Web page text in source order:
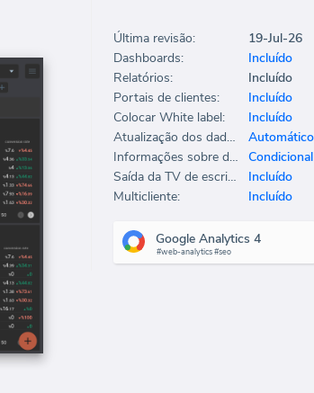
Última revisão:
19-Jul-26
Dashboards:
Incluído
Relatórios:
Incluído
Portais de clientes:
Incluído
Colocar White label:
Incluído
Atualização dos dados:
Automático
Informações sobre dados:
Condicional
Saída da TV de escritório:
Incluído
Multicliente:
Incluído
Google Analytics 4
#web-analytics #seo